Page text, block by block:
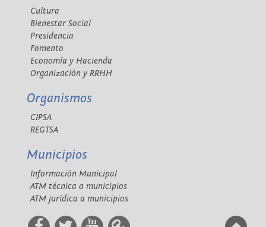
Cultura
Bienestar Social
Presidencia
Fomento
Economía y Hacienda
Organización y RRHH
Organismos
CIPSA
REGTSA
Municipios
Información Municipal
ATM técnica a municipios
ATM jurídica a municipios